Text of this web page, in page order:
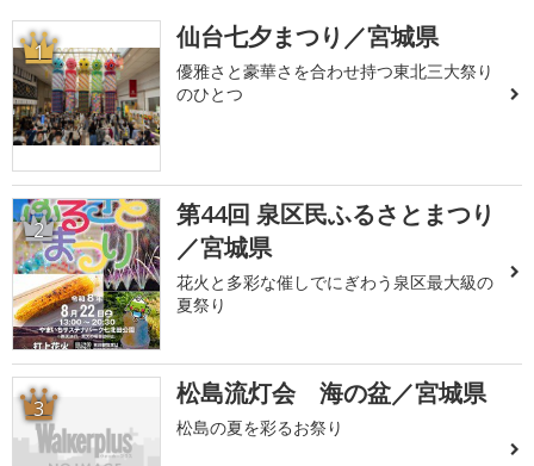
1 仙台七夕まつり／宮城県
優雅さと豪華さを合わせ持つ東北三大祭り
のひとつ
2
第44回 泉区民ふるさとまつり
／宮城県
花火と多彩な催しでにぎわう泉区最大級の
夏祭り
3 松島流灯会 海の盆／宮城県
松島の夏を彩るお祭り